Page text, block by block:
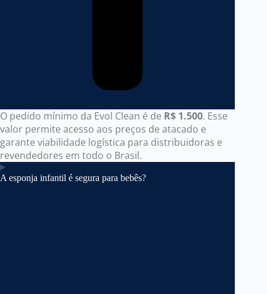
O pedido mínimo da Evol Clean é de R$ 1.500. Esse
valor permite acesso aos preços de atacado e
garante viabilidade logística para distribuidoras e
revendedores em todo o Brasil.
A esponja infantil é segura para bebês?